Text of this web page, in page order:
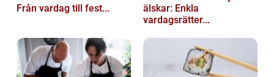
Från vardag till fest...
älskar: Enkla
vardagsrätter...